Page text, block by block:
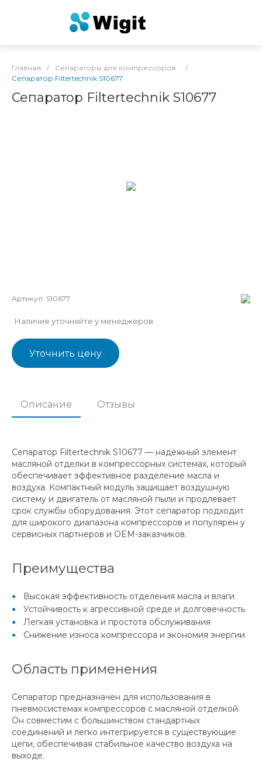
Главная / Сепараторы для компрессоров
/
Сепаратор Filtertechnik S10677
Сепаратор Filtertechnik S10677
Артикул: S10677
Наличие уточняйте у менеджеров
Уточнить цену
Описание Отзывы
Сепаратор Filtertechnik S10677 — надёжный элемент
масляной отделки в компрессорных системах, который
обеспечивает эффективное разделение масла и
воздуха. Компактный модуль защищает воздушную
систему и двигатель от масляной пыли и продлевает
срок службы оборудования. Этот сепаратор подходит
для широкого диапазона компрессоров и популярен у
сервисных партнеров и OEM-заказчиков.
Преимущества
Высокая эффективность отделения масла и влаги
Устойчивость к агрессивной среде и долговечность
Легкая установка и простота обслуживания
Снижение износа компрессора и экономия энергии
Область применения
Сепаратор предназначен для использования в
пневмосистемах компрессоров с масляной отделкой.
Он совместим с большинством стандартных
соединений и легко интегрируется в существующие
цепи, обеспечивая стабильное качество воздуха на
выходе.